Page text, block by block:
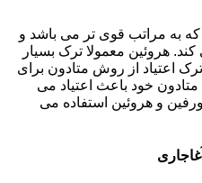
به مراتب قوی تر می باشد و
هروئین معمولا ترک بسیار
اعتیاد از روش متادون برای
خود باعث اعتیاد می
و هروئین استفاده می